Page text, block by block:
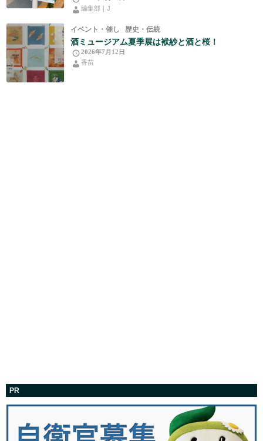
編集部｜J
イベント・催し 歴史・伝統
酒ミュージアム夏季展は袱紗と酒と桜！
2026年7月12日
香苗
PR